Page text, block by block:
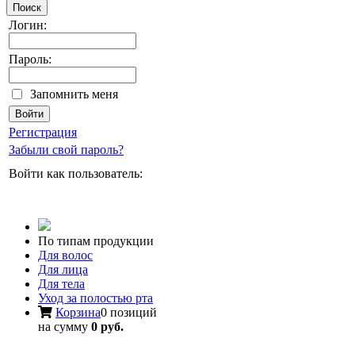
Поиск
Логин:
Пароль:
Запомнить меня
Регистрация
Забыли свой пароль?
Войти как пользователь:
По типам продукции
Для волос
Для лица
Для тела
Уход за полостью рта
Корзина0 позиций
на сумму 0 руб.